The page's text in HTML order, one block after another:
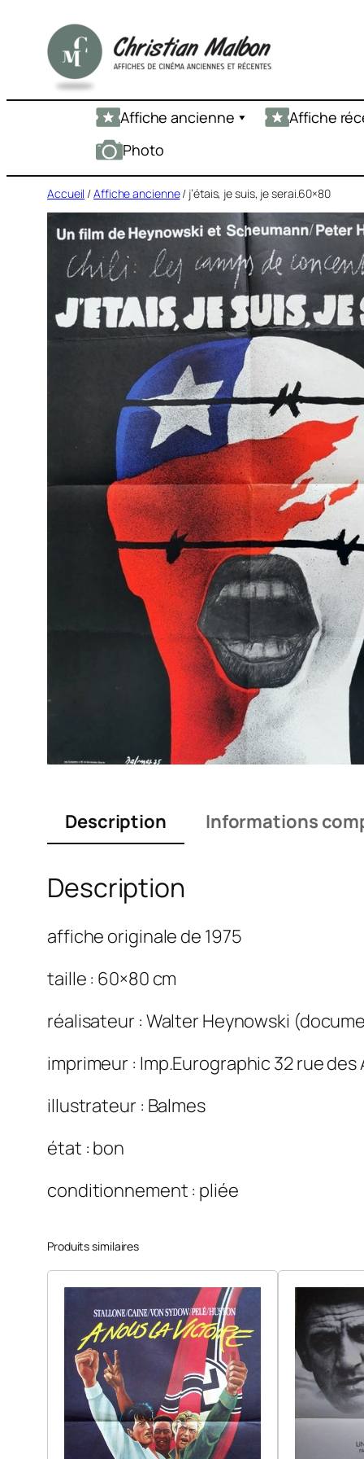
contenu
Affiche ancienne Affiche
Photo
Accueil /Affiche ancienne/ j’étais, je suis, je serai.60×80
Description Informations
Description
affiche originale de 1975
taille : 60×80 cm
réalisateur : Walter Heynowski
imprimeur : Imp.Eurographic 32 rue des
illustrateur : Balmes
état : bon
conditionnement : pliée
Produits similaires